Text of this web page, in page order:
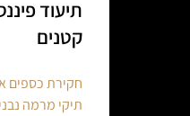
תיעוד
קטנים
חקירת כספים
תיקי מרמה